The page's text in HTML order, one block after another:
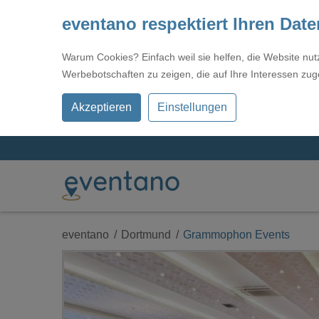
eventano respektiert Ihren
Warum Cookies? Einfach weil sie helfen, die Website
Werbebotschaften zu zeigen, die auf Ihre Interessen
Akzeptieren Einstellungen
eventano Dortmund Grammophon Events